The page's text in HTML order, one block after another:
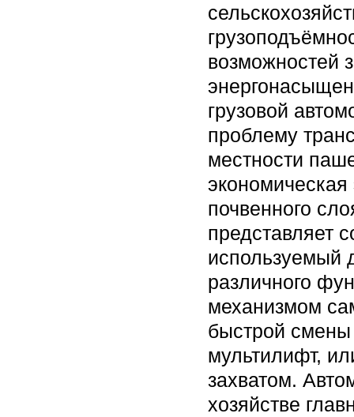
возможностей
грузовой
проблему
местности
почвенного
представляет
используемый
различного
механизмом
быстрой смены
мультилифт,
захватом.
хозяйстве